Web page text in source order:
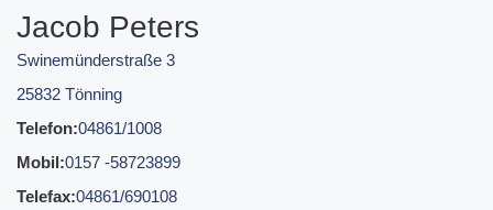
Jacob Peters
Swinemünderstraße 3
25832 Tönning
Telefon:04861/1008
Mobil:0157 -58723899
Telefax:04861/690108